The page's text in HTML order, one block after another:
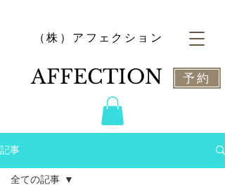
​（株）アフェクション
​AFFECTION 予約
記事
全ての記事